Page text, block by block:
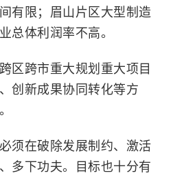
有限；眉山片区大型制造
总体利润率不高。
区跨市重大规划重大项目
创新成果协同转化等方
须在破除发展制约、激活
多下功夫。目标也十分有